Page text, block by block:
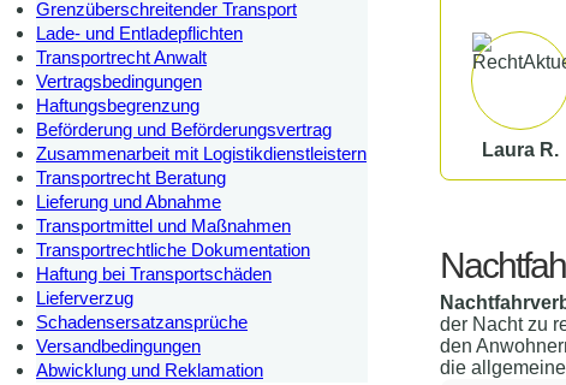
Grenzüberschreitender Transport
Lade- und Entladepflichten
Transportrecht Anwalt
Vertragsbedingungen
Haftungsbegrenzung
Beförderung und Beförderungsvertrag
Zusammenarbeit mit Logistikdienstleistern
Transportrecht Beratung
Lieferung und Abnahme
Transportmittel und Maßnahmen
Transportrechtliche Dokumentation
Haftung bei Transportschäden
Lieferverzug
Schadensersatzansprüche
Versandbedingungen
Abwicklung und Reklamation
Laura R.
der Nacht zu
den
die